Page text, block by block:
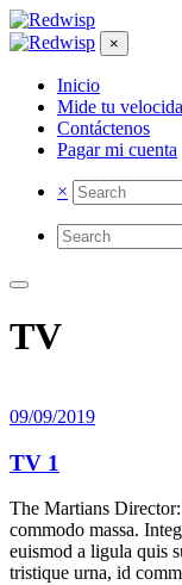
×
Inicio
Mide tu
Contáctenos
Pagar mi cuenta
×
TV
09/09/2019
TV 1
The Martians
commodo massa.
euismod a ligula quis
tristique urna, id